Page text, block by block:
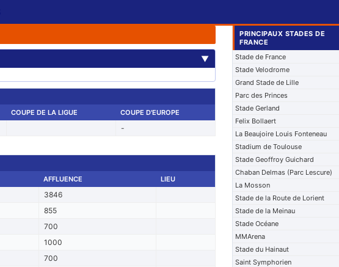
▼
COUPE DE LA LIGUE COUPE D'EUROPE
-
AFFLUENCE LIEU
3846
855
700
1000
700
PRINCIPAUX STADES DE
FRANCE
Stade de France
Stade Velodrome
Grand Stade de Lille
Parc des Princes
Stade Gerland
Felix Bollaert
La Beaujoire Louis Fonteneau
Stadium de Toulouse
Stade Geoffroy Guichard
Chaban Delmas (Parc Lescure)
La Mosson
Stade de la Route de Lorient
Stade de la Meinau
Stade Océane
MMArena
Stade du Hainaut
Saint Symphorien